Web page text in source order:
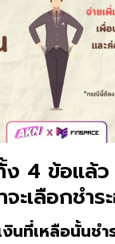
ทั้ง 4 ข้อแล้
ะเลือกชำร
งินที่เหลือนั้นช